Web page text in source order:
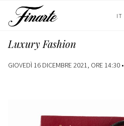
IT
Luxury Fashion
GIOVEDÌ 16 DICEMBRE 2021, ORE 14:30 •